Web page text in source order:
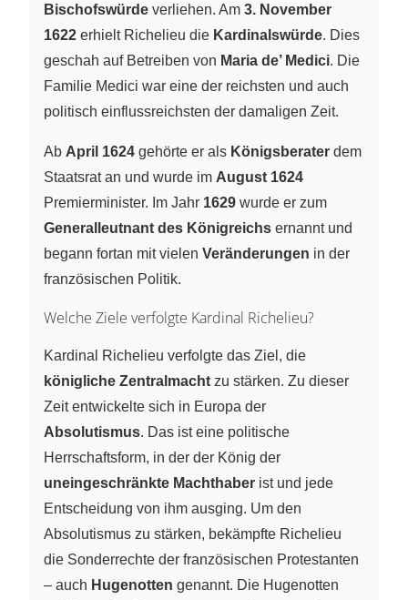
Bischofswürde verliehen. Am 3. November
1622 erhielt Richelieu die Kardinalswürde. Dies
geschah auf Betreiben von Maria de’ Medici. Die
Familie Medici war eine der reichsten und auch
politisch einflussreichsten der damaligen Zeit.
Ab April 1624 gehörte er als Königsberater dem
Staatsrat an und wurde im August 1624
Premierminister. Im Jahr 1629 wurde er zum
Generalleutnant des Königreichs ernannt und
begann fortan mit vielen Veränderungen in der
französischen Politik.
Welche Ziele verfolgte Kardinal Richelieu?
Kardinal Richelieu verfolgte das Ziel, die
königliche Zentralmacht zu stärken. Zu dieser
Zeit entwickelte sich in Europa der
Absolutismus. Das ist eine politische
Herrschaftsform, in der der König der
uneingeschränkte Machthaber ist und jede
Entscheidung von ihm ausging. Um den
Absolutismus zu stärken, bekämpfte Richelieu
die Sonderrechte der französischen Protestanten
– auch Hugenotten genannt. Die Hugenotten